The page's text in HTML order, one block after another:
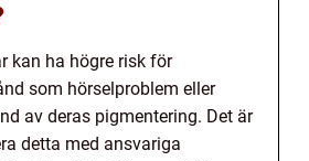
kan ha högre risk för
som hörselproblem eller
av deras pigmentering. Det är
detta med ansvariga